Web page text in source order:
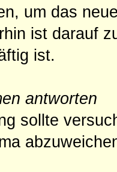
um das
ist darauf
ist.
antworten
sollte